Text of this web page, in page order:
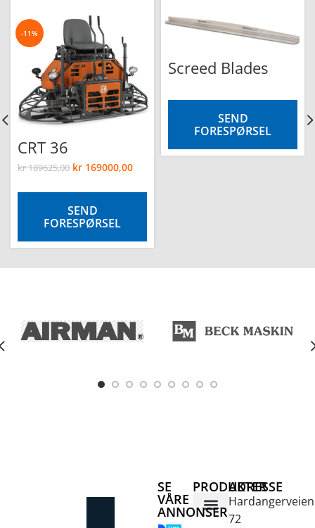
-11%
CRT 36
kr189625,00 kr 169000,00
SEND
FORESPØRSEL
Screed Blades
SEND
FORESPØRSEL
ADRESSE
Hardangerveien
72
PRODUKTER
SE
VÅRE
ANNONSER